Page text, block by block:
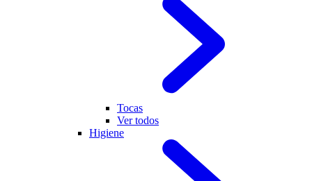
Tocas
Ver todos
Higiene